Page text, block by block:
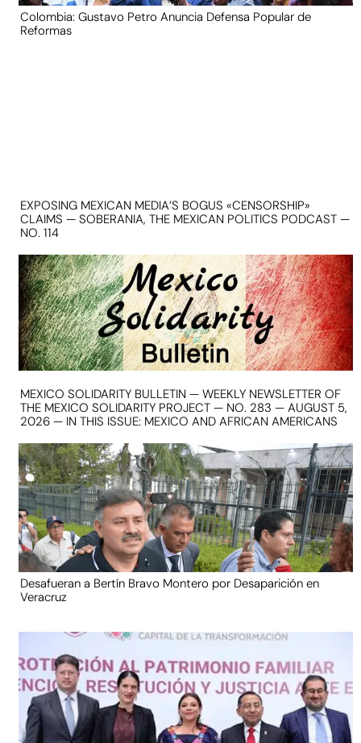
Colombia: Gustavo Petro Anuncia Defensa Popular de
Reformas
EXPOSING MEXICAN MEDIA’S BOGUS «CENSORSHIP»
CLAIMS — SOBERANIA, THE MEXICAN POLITICS PODCAST —
NO. 114
MEXICO SOLIDARITY BULLETIN — WEEKLY NEWSLETTER OF
THE MEXICO SOLIDARITY PROJECT — NO. 283 — AUGUST 5,
2026 — IN THIS ISSUE: MEXICO AND AFRICAN AMERICANS
Desafueran a Bertín Bravo Montero por Desaparición en
Veracruz